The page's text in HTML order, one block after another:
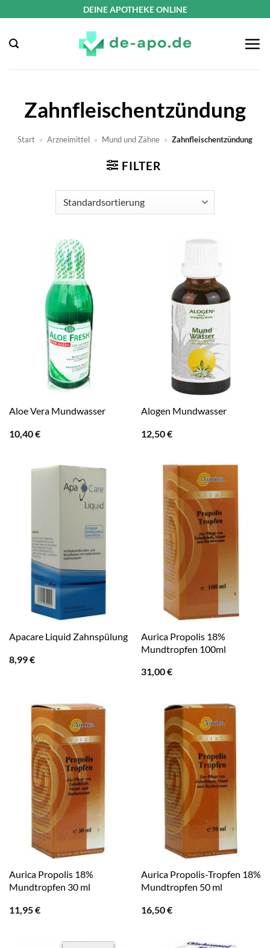
springen
DEINE APOTHEKE ONLINE
Zahnfleischentzündung
Start » Arzneimittel » Mund und Zähne » Zahnfleischentzündung
FILTER
Aloe Vera Mundwasser
10,40€
Alogen Mundwasser
12,50€
Apacare Liquid Zahnspülung
8,99€
Aurica Propolis 18%
Mundtropfen 100ml
31,00€
Aurica Propolis 18%
Mundtropfen 30 ml
11,95€
Aurica Propolis-Tropfen 18%
Mundtropfen 50 ml
16,50€